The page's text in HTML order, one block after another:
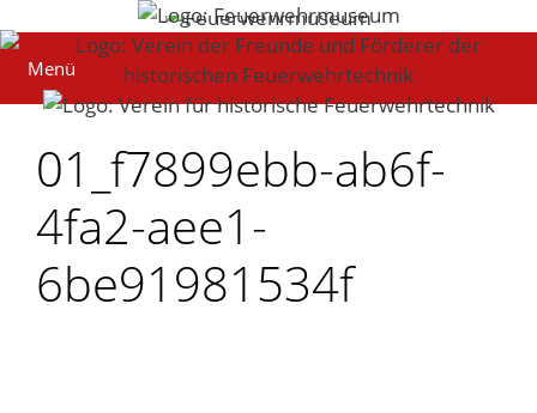
Inhalt
springen
Menü
01_f7899ebb-ab6f-
4fa2-aee1-
6be91981534f